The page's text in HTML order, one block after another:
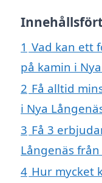
1 Vad kan ett
på kamin i
2 Få alltid
i Nya
3 Få 3
Långenäs
4 Hur mycket